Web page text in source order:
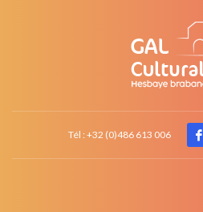
Tél : +32 (0)486 613 006